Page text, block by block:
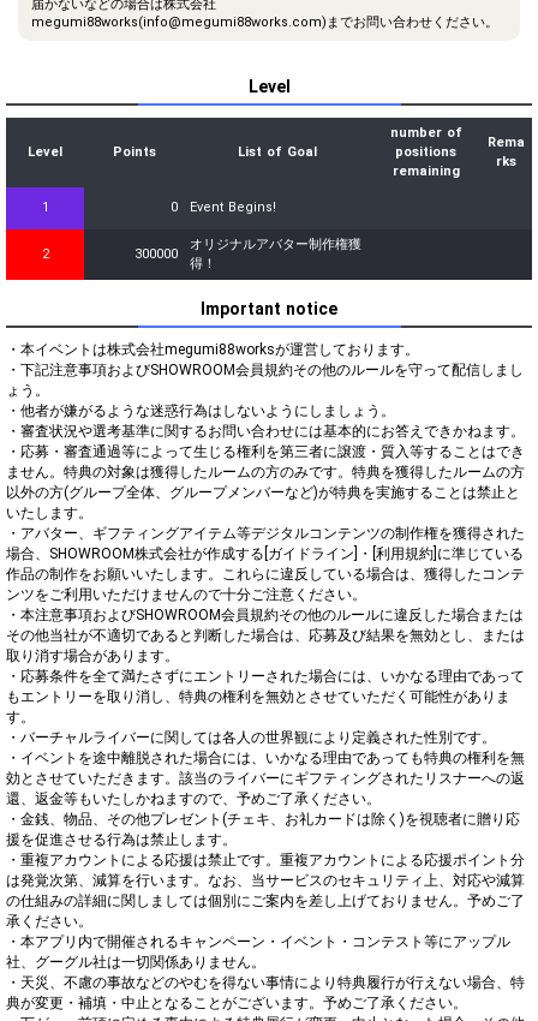
届かないなどの場合は株式会社
megumi88works(info@megumi88works.com)までお問い合わせください。
Level
Level Points List of Goal
number of
positions
remaining
Rema
rks
1 0 Event Begins!
2 300000
オリジナルアバター制作権獲
得！
Important notice
・本イベントは株式会社megumi88worksが運営しております。
・下記注意事項およびSHOWROOM会員規約その他のルールを守って配信しまし
ょう。
・他者が嫌がるような迷惑行為はしないようにしましょう。
・審査状況や選考基準に関するお問い合わせには基本的にお答えできかねます。
・応募・審査通過等によって生じる権利を第三者に譲渡・質入等することはでき
ません。特典の対象は獲得したルームの方のみです。特典を獲得したルームの方
以外の方(グループ全体、グループメンバーなど)が特典を実施することは禁止と
いたします。
・アバター、ギフティングアイテム等デジタルコンテンツの制作権を獲得された
場合、SHOWROOM株式会社が作成する[ガイドライン]・[利用規約]に準じている
作品の制作をお願いいたします。これらに違反している場合は、獲得したコンテ
ンツをご利用いただけませんので十分ご注意ください。
・本注意事項およびSHOWROOM会員規約その他のルールに違反した場合または
その他当社が不適切であると判断した場合は、応募及び結果を無効とし、または
取り消す場合があります。
・応募条件を全て満たさずにエントリーされた場合には、いかなる理由であって
もエントリーを取り消し、特典の権利を無効とさせていただく可能性がありま
す。
・バーチャルライバーに関しては各人の世界観により定義された性別です。
・イベントを途中離脱された場合には、いかなる理由であっても特典の権利を無
効とさせていただきます。該当のライバーにギフティングされたリスナーへの返
還、返金等もいたしかねますので、予めご了承ください。
・金銭、物品、その他プレゼント(チェキ、お礼カードは除く)を視聴者に贈り応
援を促進させる行為は禁止します。
・重複アカウントによる応援は禁止です。重複アカウントによる応援ポイント分
は発覚次第、減算を行います。なお、当サービスのセキュリティ上、対応や減算
の仕組みの詳細に関しましては個別にご案内を差し上げておりません。予めご了
承ください。
・本アプリ内で開催されるキャンペーン・イベント・コンテスト等にアップル
社、グーグル社は一切関係ありません。
・天災、不慮の事故などのやむを得ない事情により特典履行が行えない場合、特
典が変更・補填・中止となることがございます。予めご了承ください。